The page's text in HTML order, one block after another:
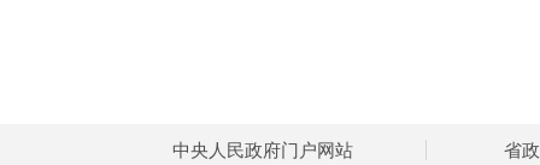
中央人民政府门户网站 省